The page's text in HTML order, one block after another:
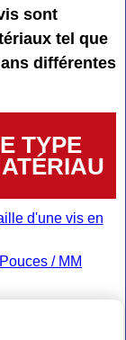
sont
tel que
différentes
TYPE
d'une vis en
/ MM